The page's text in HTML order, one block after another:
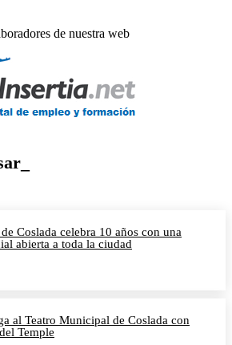
de nuestra web
Coslada celebra 10 años con una
abierta a toda la ciudad
al Teatro Municipal de Coslada con
Temple